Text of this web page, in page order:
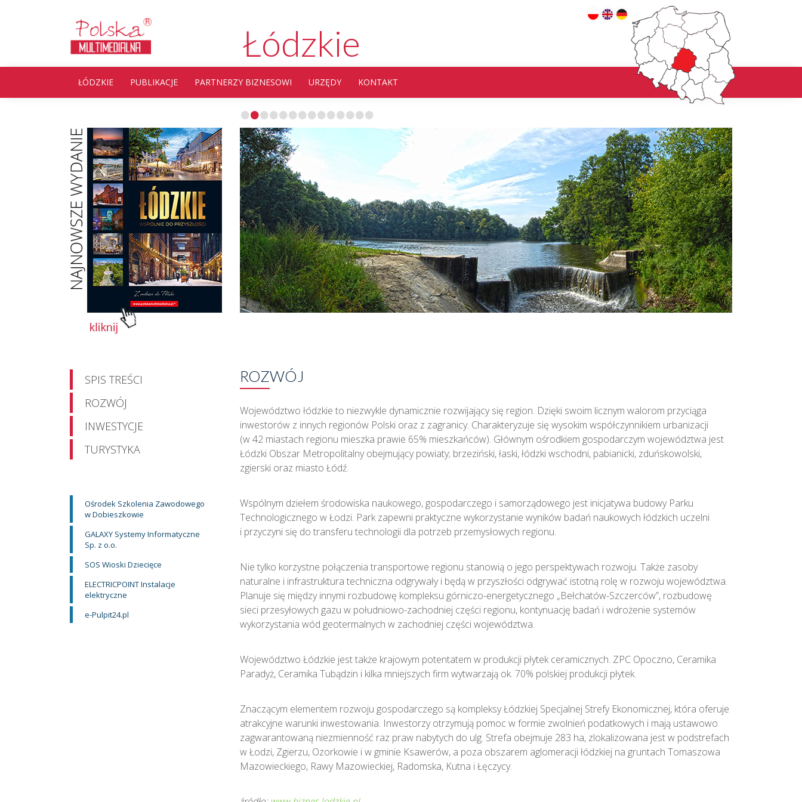
Łódzkie
ŁÓDZKIE PUBLIKACJE PARTNERZY BIZNESOWI URZĘDY KONTAKT
••••••••••••••
SPIS TREŚCI
ROZWÓJ
INWESTYCJE
TURYSTYKA
Ośrodek Szkolenia Zawodowego
w Dobieszkowie
GALAXY Systemy Informatyczne
Sp. z o.o.
SOS Wioski Dziecięce
ELECTRICPOINT Instalacje
elektryczne
e-Pulpit24.pl
ROZWÓJ
Województwo łódzkie to niezwykle dynamicznie rozwijający się region. Dzięki swoim licznym walorom przyciąga
inwestorów z innych regionów Polski oraz z zagranicy. Charakteryzuje się wysokim współczynnikiem urbanizacji
(w 42 miastach regionu mieszka prawie 65% mieszkańców). Głównym ośrodkiem gospodarczym województwa jest
Łódzki Obszar Metropolitalny obejmujący powiaty; brzeziński, łaski, łódzki wschodni, pabianicki, zduńskowolski,
zgierski oraz miasto Łódź.
Wspólnym dziełem środowiska naukowego, gospodarczego i samorządowego jest inicjatywa budowy Parku
Technologicznego w Łodzi. Park zapewni praktyczne wykorzystanie wyników badań naukowych łódzkich uczelni
i przyczyni się do transferu technologii dla potrzeb przemysłowych regionu.
Nie tylko korzystne połączenia transportowe regionu stanowią o jego perspektywach rozwoju. Także zasoby
naturalne i infrastruktura techniczna odgrywały i będą w przyszłości odgrywać istotną rolę w rozwoju województwa.
Planuje się między innymi rozbudowę kompleksu górniczo-energetycznego „Bełchatów-Szczerców”, rozbudowę
sieci przesyłowych gazu w południowo-zachodniej części regionu, kontynuację badań i wdrożenie systemów
wykorzystania wód geotermalnych w zachodniej części województwa.
Województwo Łódzkie jest także krajowym potentatem w produkcji płytek ceramicznych. ZPC Opoczno, Ceramika
Paradyż, Ceramika Tubądzin i kilka mniejszych firm wytwarzają ok. 70% polskiej produkcji płytek.
Znaczącym elementem rozwoju gospodarczego są kompleksy Łódzkiej Specjalnej Strefy Ekonomicznej, która oferuje
atrakcyjne warunki inwestowania. Inwestorzy otrzymują pomoc w formie zwolnień podatkowych i mają ustawowo
zagwarantowaną niezmienność raz praw nabytych do ulg. Strefa obejmuje 283 ha, zlokalizowana jest w podstrefach
w Łodzi, Zgierzu, Ozorkowie i w gminie Ksawerów, a poza obszarem aglomeracji łódzkiej na gruntach Tomaszowa
Mazowieckiego, Rawy Mazowieckiej, Radomska, Kutna i Łęczycy.